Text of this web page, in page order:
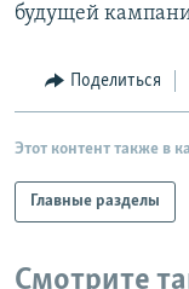
будущей
Поделиться
Этот контент также в
Главные разделы
Смотрите